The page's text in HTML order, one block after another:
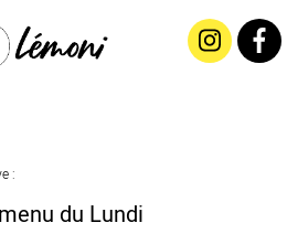
:
du Lundi